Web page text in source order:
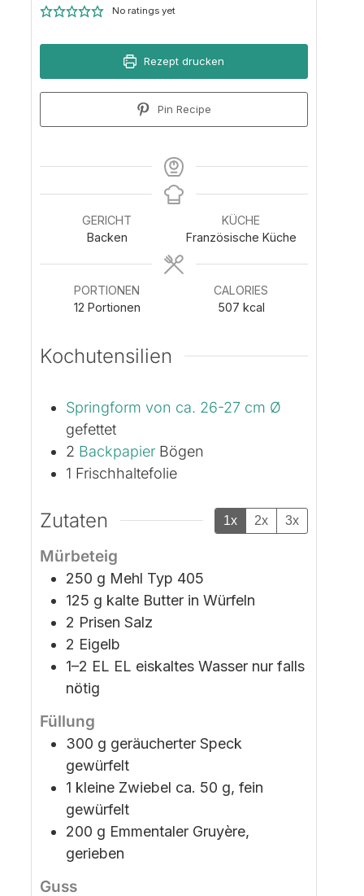
No ratings yet
Rezept drucken
Pin Recipe
GERICHT
Backen
KÜCHE
Französische Küche
PORTIONEN
12 Portionen
CALORIES
507 kcal
Kochutensilien
Springform von ca. 26-27 cm Ø
gefettet
2 Backpapier Bögen
1 Frischhaltefolie
Zutaten 1x 2x 3x
Mürbeteig
250 g Mehl Typ 405
125 g kalte Butter in Würfeln
2 Prisen Salz
2 Eigelb
1–2 EL EL eiskaltes Wasser nur falls
nötig
Füllung
300 g geräucherter Speck
gewürfelt
1 kleine Zwiebel ca. 50 g, fein
gewürfelt
200 g Emmentaler Gruyère,
gerieben
Guss